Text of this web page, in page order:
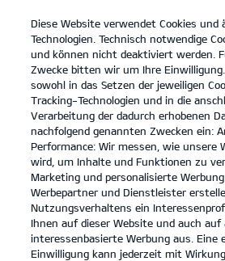
open
menu
PROBEFAHRT
Modelle
Diese Website verwendet Cookies und
Technologien. Technisch notwendige
und können nicht deaktiviert werden.
Zwecke bitten wir um Ihre
sowohl in das Setzen der jeweiligen
Tracking-Technologien und in die
Verarbeitung der dadurch erhobenen
nachfolgend genannten Zwecken ein:
Performance: Wir messen, wie unsere
wird, um Inhalte und Funktionen zu
Marketing und personalisierte
Werbepartner und Dienstleister
Nutzungsverhaltens ein
Ihnen auf dieser Website und auch auf
interessenbasierte Werbung aus. Eine
Einwilligung kann jederzeit mit